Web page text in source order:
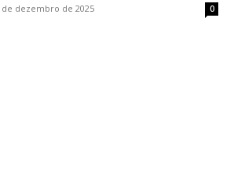
de dezembro de 2025 0